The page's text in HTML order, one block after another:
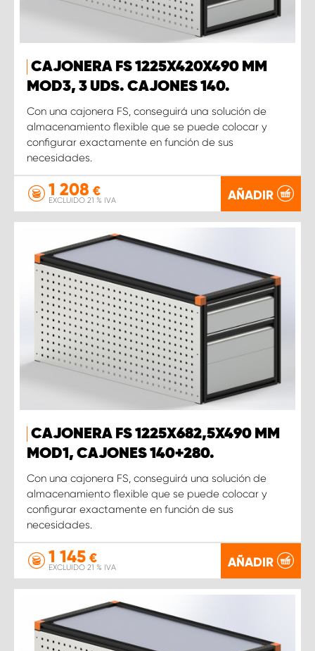
CAJONERA FS 1225X420X490 MM
MOD3, 3 UDS. CAJONES 140.
Con una cajonera FS, conseguirá una solución de
almacenamiento flexible que se puede colocar y
configurar exactamente en función de sus
necesidades.
1 208 €
EXCLUIDO 21 % IVA AÑADIR
CAJONERA FS 1225X682,5X490 MM
MOD1, CAJONES 140+280.
Con una cajonera FS, conseguirá una solución de
almacenamiento flexible que se puede colocar y
configurar exactamente en función de sus
necesidades.
1 145 €
EXCLUIDO 21 % IVA AÑADIR